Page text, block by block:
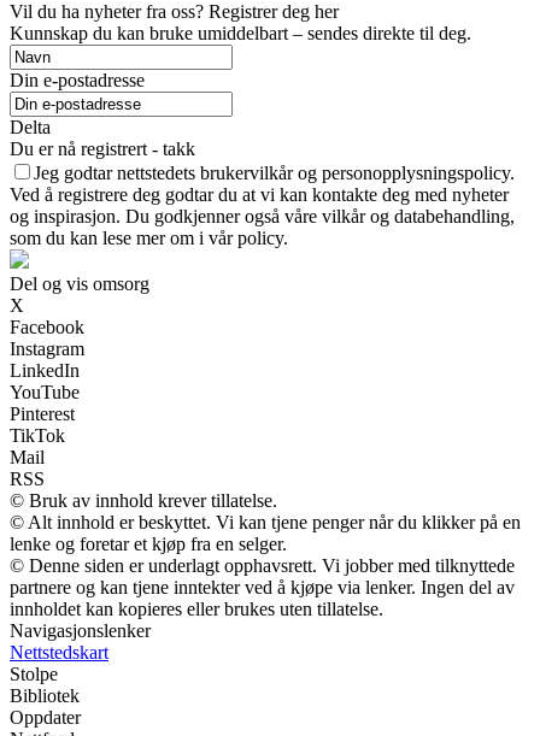
Vil du ha nyheter fra oss? Registrer deg her
Kunnskap du kan bruke umiddelbart – sendes direkte til deg.
Din e-postadresse
Delta
Du er nå registrert - takk
Jeg godtar nettstedets brukervilkår og personopplysningspolicy.
Ved å registrere deg godtar du at vi kan kontakte deg med nyheter
og inspirasjon. Du godkjenner også våre vilkår og databehandling,
som du kan lese mer om i vår policy.
Del og vis omsorg
X
Facebook
Instagram
LinkedIn
YouTube
Pinterest
TikTok
Mail
RSS
© Bruk av innhold krever tillatelse.
© Alt innhold er beskyttet. Vi kan tjene penger når du klikker på en
lenke og foretar et kjøp fra en selger.
© Denne siden er underlagt opphavsrett. Vi jobber med tilknyttede
partnere og kan tjene inntekter ved å kjøpe via lenker. Ingen del av
innholdet kan kopieres eller brukes uten tillatelse.
Navigasjonslenker
Nettstedskart
Stolpe
Bibliotek
Oppdater